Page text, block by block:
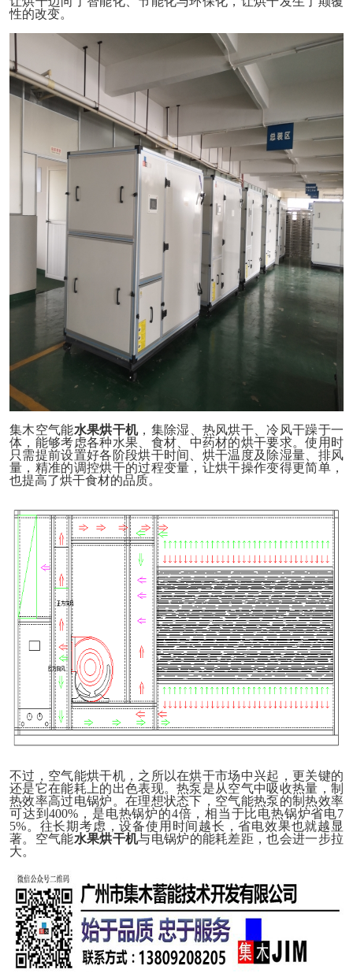
性的改变。
集木空气能水果烘干机，集除湿、热风烘干、冷风干躁于一
体，能够考虑各种水果、 食材、中药材的烘干要求。使用时
只需提前设置好各阶段烘干时间、烘干温度及除湿量、排风
量，精准的调控烘干的过程变量，让烘干操作变得更简单，
也提高了烘干食材的品质。
不过，空气能烘干机，之所以在烘干市场中兴起，更关键的
还是它在能耗上的出色表现。热泵是从空气中吸收热量，制
热效率高过电锅炉。在理想状态下，空气能热泵的制热效率
可达到400%，是电热锅炉的4倍，相当于比电热锅炉省电7
5%。往长期考虑，设备使用时间越长，省电效果也就越显
著。 空气能水果烘干机与电锅炉的能耗差距，也会进一步拉
大。